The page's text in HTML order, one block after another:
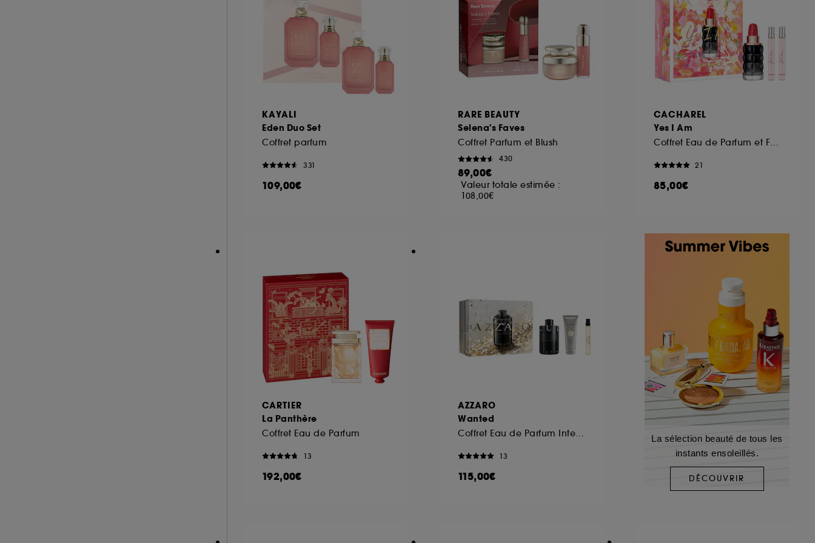
KAYALI
Eden Duo Set
Coffret parfum
331
109,00€
RARE BEAUTY
Selena's Faves
Coffret Parfum et Blush
430
89,00€
Valeur totale estimée :
108,00€
CACHAREL
Yes I Am
21
85,00€
CARTIER
La Panthère
Coffret Eau de Parfum
13
192,00€
AZZARO
Wanted
13
115,00€
La sélection beauté de tous les
instants ensoleillés.
DÉCOUVRIR
A l'exception des cookies techniques, le dépôt et la lecture de ces traceurs requiert votre accord. Vous pouvez personnaliser vos choix concernant
le dépôt de ces cookies grâce au bouton "personnaliser mes choix" ci-dessous ou décider de "tout accepter". Sephora pourra associer les
informations de navigation collectées par ces Cookies, pour les finalités acceptées, avec les données personnelles collectées ou générées lors
de votre activité en ligne ou en magasin. Pour refuser tous les cookies, cliques sur "continuer sans accepter". Voous pouvez à tout moment choisir